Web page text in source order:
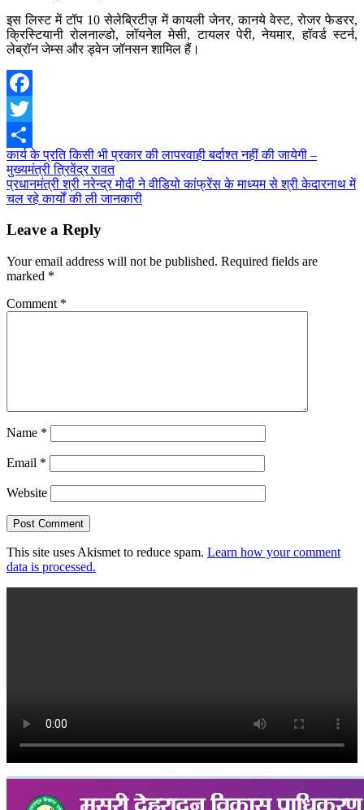
इस लिस्ट में टॉप 10 सेलेब्रिटीज़ में कायली जेनर, कानये वेस्ट, रोजर फेडरर,
क्रिस्टियानी रोलनाल्डो, लॉयनेल मेसी, टायलर पेरी, नेयमार, हॉवर्ड स्टर्न,
लेब्रॉन जेम्स और ड्वेन जॉनसन शामिल हैं।
Facebook
Twitter
Share
Post
navigation
कार्य के प्रति किसी भी प्रकार की लापरवाही बर्दाश्त नहीं की जायेगी –
मुख्यमंत्री त्रिवेंद्र रावत
प्रधानमंत्री श्री नरेन्द्र मोदी ने वीडियो कांफ्रेंस के माध्यम से श्री केदारनाथ में
चल रहे कार्यों की ली जानकारी
Leave a Reply
Your email address will not be published. Required fields are
marked *
Comment *
Name *
Email *
Website
This site uses Akismet to reduce spam. Learn how your comment
data is processed.